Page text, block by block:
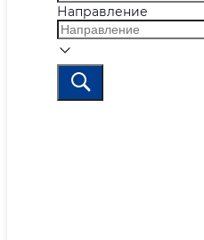
Направление